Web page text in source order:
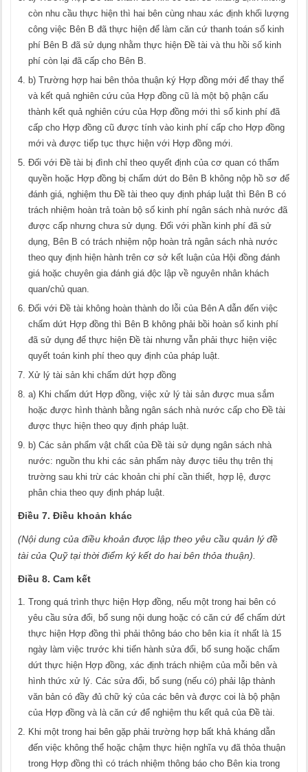
còn nhu cầu thực hiện thì hai bên cùng nhau xác định khối lượng
công việc Bên B đã thực hiện để làm căn cứ thanh toán số kinh
phí Bên B đã sử dụng nhằm thực hiện Đề tài và thu hồi số kinh
phí còn lại đã cấp cho Bên B.
b) Trường hợp hai bên thỏa thuận ký Hợp đồng mới để thay thế
và kết quả nghiên cứu của Hợp đồng cũ là một bộ phận cấu
thành kết quả nghiên cứu của Hợp đồng mới thì số kinh phí đã
cấp cho Hợp đồng cũ được tính vào kinh phí cấp cho Hợp đồng
mới và được tiếp tục thực hiện với Hợp đồng mới.
Đối với Đề tài bị đình chỉ theo quyết định của cơ quan có thẩm
quyền hoặc Hợp đồng bị chấm dứt do Bên B không nộp hồ sơ để
đánh giá, nghiệm thu Đề tài theo quy định pháp luật thì Bên B có
trách nhiệm hoàn trả toàn bộ số kinh phí ngân sách nhà nước đã
được cấp nhưng chưa sử dụng. Đối với phần kinh phí đã sử
dụng, Bên B có trách nhiệm nộp hoàn trả ngân sách nhà nước
theo quy định hiện hành trên cơ sở kết luận của Hội đồng đánh
giá hoặc chuyên gia đánh giá độc lập về nguyên nhân khách
quan/chủ quan.
Đối với Đề tài không hoàn thành do lỗi của Bên A dẫn đến việc
chấm dứt Hợp đồng thì Bên B không phải bồi hoàn số kinh phí
đã sử dụng để thực hiện Đề tài nhưng vẫn phải thực hiện việc
quyết toán kinh phí theo quy định của pháp luật.
Xử lý tài sản khi chấm dứt hợp đồng
a) Khi chấm dứt Hợp đồng, việc xử lý tài sản được mua sắm
hoặc được hình thành bằng ngân sách nhà nước cấp cho Đề tài
được thực hiện theo quy định pháp luật.
b) Các sản phẩm vật chất của Đề tài sử dụng ngân sách nhà
nước: nguồn thu khi các sản phẩm này được tiêu thụ trên thị
trường sau khi trừ các khoản chi phí cần thiết, hợp lệ, được
phân chia theo quy định pháp luật.
Điều 7. Điều khoản khác
(Nội dung của điều khoản được lập theo yêu cầu quản lý đề
tài của Quỹ tại thời điểm ký kết do hai bên thỏa thuận).
Điều 8. Cam kết
Trong quá trình thực hiện Hợp đồng, nếu một trong hai bên có
yêu cầu sửa đổi, bổ sung nội dung hoặc có căn cứ để chấm dứt
thực hiện Hợp đồng thì phải thông báo cho bên kia ít nhất là 15
ngày làm việc trước khi tiến hành sửa đổi, bổ sung hoặc chấm
dứt thực hiện Hợp đồng, xác định trách nhiệm của mỗi bên và
hình thức xử lý. Các sửa đổi, bổ sung (nếu có) phải lập thành
văn bản có đầy đủ chữ ký của các bên và được coi là bộ phận
của Hợp đồng và là căn cứ để nghiệm thu kết quả của Đề tài.
Khi một trong hai bên gặp phải trường hợp bất khả kháng dẫn
đến việc không thể hoặc chậm thực hiện nghĩa vụ đã thỏa thuận
trong Hợp đồng thì có trách nhiệm thông báo cho Bên kia trong